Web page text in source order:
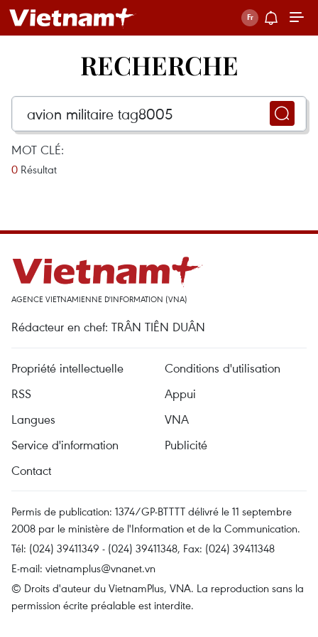
RECHERCHE
MOT CLÉ:
0 Résultat
AGENCE VIETNAMIENNE D'INFORMATION (VNA)
Rédacteur en chef: TRÂN TIÊN DUÂN
Propriété intellectuelle
Conditions d'utilisation
RSS
Appui
Langues
VNA
Service d'information
Publicité
Contact
Permis de publication: 1374/GP-BTTTT délivré le 11 septembre
2008 par le ministère de l'Information et de la Communication.
Tél: (024) 39411349 - (024) 39411348, Fax: (024) 39411348
E-mail: vietnamplus@vnanet.vn
© Droits d'auteur du VietnamPlus, VNA. La reproduction sans la
permission écrite préalable est interdite.